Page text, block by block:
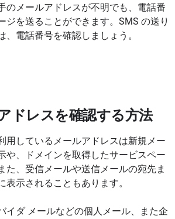
のメールアドレスが不明でも、電話番
ジを送ることができます。SMS の送り
、電話番号を確認しましょう。
ドレスを確認する方法
用しているメールアドレスは新規メー
や、ドメインを取得したサービスペー
た、受信メールや送信メールの宛先ま
表示されることもあります。
イダ メールなどの個人メール、また企